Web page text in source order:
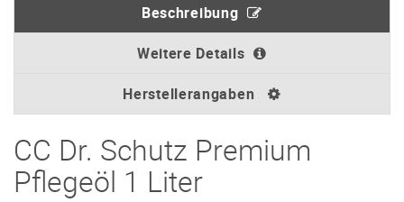
Beschreibung
Weitere Details
Herstellerangaben
CC Dr. Schutz Premium
Pflegeöl 1 Liter